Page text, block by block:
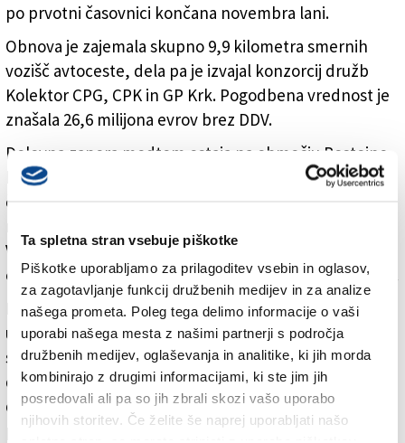
Ta spletna stran vsebuje piškotke
Piškotke uporabljamo za prilagoditev vsebin in oglasov,
za zagotavljanje funkcij družbenih medijev in za analize
našega prometa. Poleg tega delimo informacije o vaši
uporabi našega mesta z našimi partnerji s področja
družbenih medijev, oglaševanja in analitike, ki jih morda
kombinirajo z drugimi informacijami, ki ste jim jih
posredovali ali pa so jih zbrali skozi vašo uporabo
njihovih storitev. Če želite še naprej uporabljati našo
po prvotni časovnici končana novembra lani.
Obnova je zajemala skupno 9,9 kilometra smernih
vozišč avtoceste, dela pa je izvajal konzorcij družb
Kolektor CPG, CPK in GP Krk. Pogodbena vrednost je
znašala 26,6 milijona evrov brez DDV.
Delovna zapora medtem ostaja na območju Postojne,
kjer so se dela nedavno začela izvajati tudi v nočnem
času. Ukrep je ob prevzemu mandata napovedal
Vrtovec, ki si je prejšnji teden tudi ogledal potek
obnovitvenih del na tem odseku primorske avtoceste.
Po oceni izvajalca del, družbe Kolektor CPG, bi lahko
uvedba nočnega dela na območju obnove pri Postojni
skupni čas izvedbe projekta skrajšala za približno 20
do 30 dni. Podrobnejše ocene, za koliko bodo nočna
dela vplivala na stroške projekta, za zdaj še ni mogoče
podati. Izvajanje nočnih del je bilo sicer predvideno že